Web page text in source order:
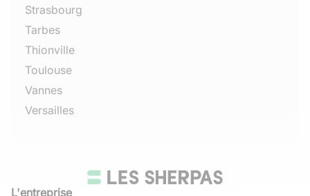
Strasbourg
Tarbes
Thionville
Toulouse
Vannes
Versailles
L'entreprise